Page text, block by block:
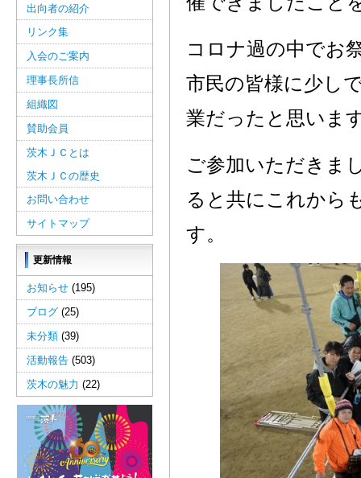
コロナ過の中でお
市民の皆様に少し
業だったと思いま
ご参加いただきま
ると共にこれから
す。
出向者の紹介
リンク集
入会のご案内
理事長所信
組織図
賛助会員
茨木ＪＣとは
茨木ＪＣの歴史
お問い合わせ
サイトマップ
更新情報
お知らせ (195)
ブログ (25)
未分類 (39)
活動報告 (503)
茨木の魅力 (22)